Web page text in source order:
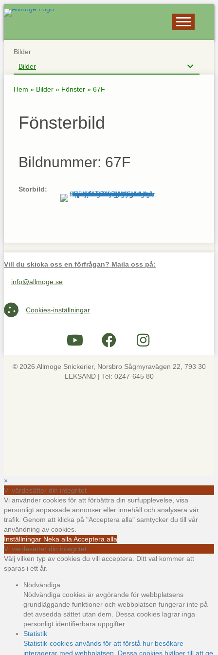
Bilder
Bilder
Hem » Bilder » Fönster » 67F
Fönsterbild
Bildnummer: 67F
Storbild:
Vill du skicka oss en förfrågan? Maila oss på:
Maila oss på info@allmoge.se
info@allmoge.se
Cookies-inställningar
Cookies-inställningar
© 2026 Allmoge Snickerier, Norsbro Sågmyravägen 22, 793 30
LEKSAND | Tel: 0247-645 80
×
Vi värdesätter din integritet
Vi använder cookies för att förbättra din surfupplevelse, visa
personligt anpassade annonser eller innehåll och analysera vår
trafik. Genom att klicka på "Acceptera alla" samtycker du till vår
användning av cookies.
Inställningar Neka alla Acceptera alla
Vi värdesätter din integritet
Välj vilken typ av cookies du vill acceptera. Ditt val kommer att
sparas i ett år.
Nödvändiga
Nödvändiga cookies är avgörande för webbplatsens
grundläggande funktioner och webbplatsen fungerar inte på
det avsedda sättet utan dem. Dessa cookies lagrar inga
personligt identifierbara uppgifter.
Statistik
Statistik-cookies används för att förstå hur besökare
interagerar med webbplatsen. Dessa cookies hjälper till att ge